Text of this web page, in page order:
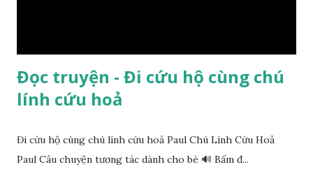
Đọc truyện - Đi cứu hộ cùng chú
lính cứu hoả
Đi cứu hộ cùng chú lính cứu hoả Paul Chú Lính Cứu Hoả
Paul Câu chuyện tương tác dành cho bé 🔊 Bấm đ...